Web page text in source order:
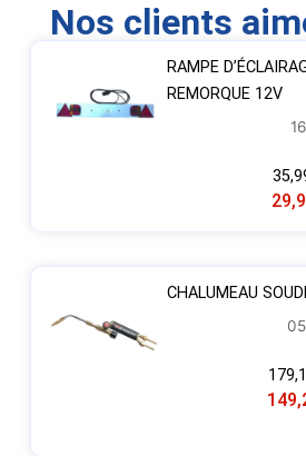
Nos clients
RAMPE
REMORQUE 12V
CHALUMEAU